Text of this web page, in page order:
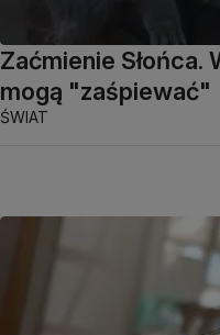
Zaćmienie Słońca.
mogą "zaśpiewać"
ŚWIAT